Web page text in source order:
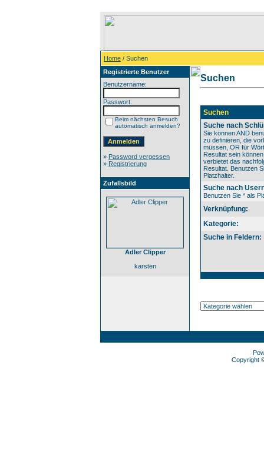
Home / Suchen
Registrierte Benutzer
Benutzername:
Passwort:
Beim nächsten Besuch
automatisch anmelden?
» Password vergessen
» Registrierung
Zufallsbild
Adler Clipper
karsten
Suchen
Suchen
Suche nach
Sie können AND
zu definieren, die
müssen, OR für
Resultat sein
verbietet das
Resultat. Benutzen
Platzhalter.
Suche nach
Benutzen Sie * als
Verknüpfung:
Kategorie:
Suche in Feldern:
Copyright